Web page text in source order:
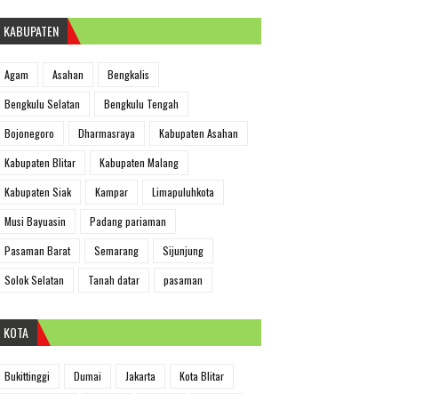
KABUPATEN
Agam Asahan
Bengkalis
Bengkulu Selatan
Bengkulu Tengah
Bojonegoro
Dharmasraya
Kabupaten Asahan
Kabupaten Blitar
Kabupaten Malang
Kabupaten Siak
Kampar
Limapuluhkota
Musi Bayuasin
Padang pariaman
Pasaman Barat
Semarang
Sijunjung
Solok Selatan
Tanah datar pasaman
KOTA
Bukittinggi Dumai Jakarta
Kota Blitar